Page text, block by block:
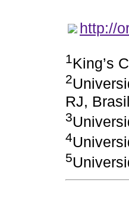
http://
1King’s
2
RJ, Brasil
3
4
5